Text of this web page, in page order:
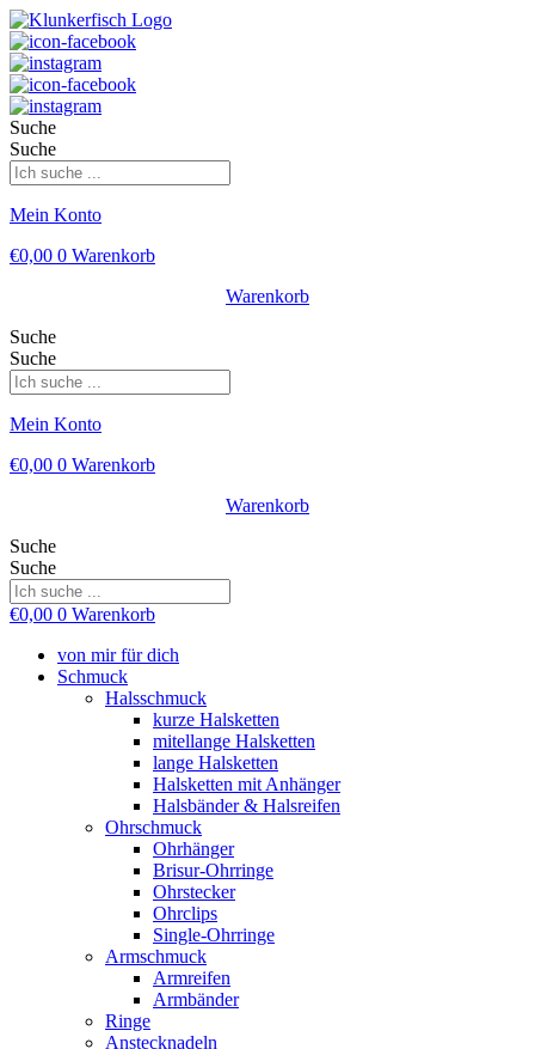
Suche
Suche
Mein Konto
€0,00 0 Warenkorb
Warenkorb
Suche
Suche
Mein Konto
€0,00 0 Warenkorb
Warenkorb
Suche
Suche
€0,00 0 Warenkorb
von mir für dich
Schmuck
Halsschmuck
kurze Halsketten
mitellange Halsketten
lange Halsketten
Halsketten mit Anhänger
Halsbänder & Halsreifen
Ohrschmuck
Ohrhänger
Brisur-Ohrringe
Ohrstecker
Ohrclips
Single-Ohrringe
Armschmuck
Armreifen
Armbänder
Ringe
Anstecknadeln